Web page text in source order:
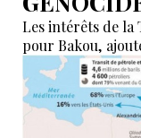
Les intérêts de
pour